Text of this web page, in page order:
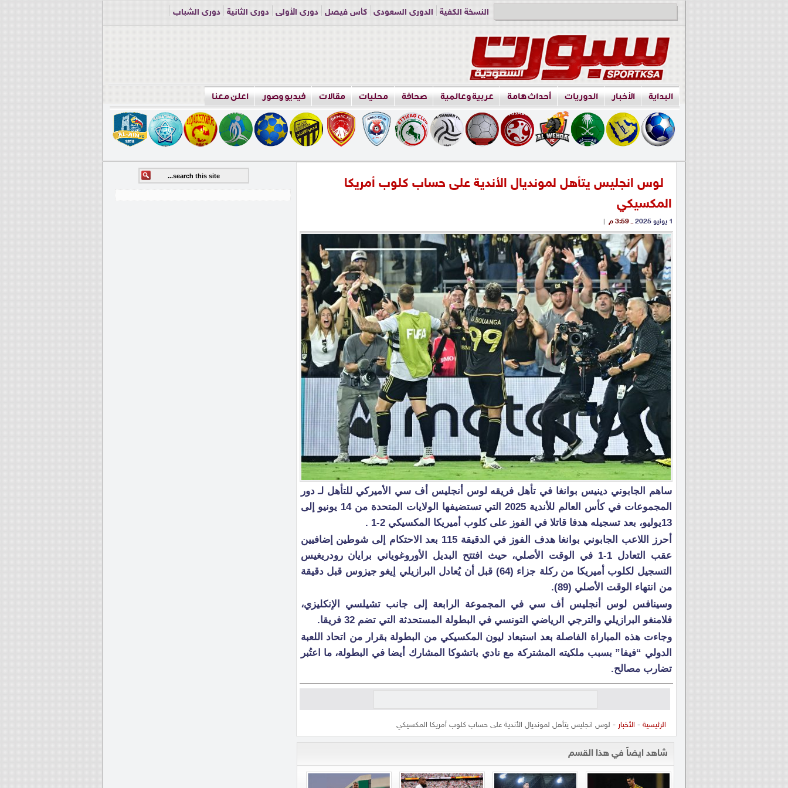
النسخة الكفية الدوري السعودي كأس فيصل دوري الأولى دوري الثانية
دوري الشباب
البداية الأخبار الدوريات أحداث هامة عربية وعالمية صحافة محليات مقالات فيديو وصور اعلن معنا
لوس انجليس يتأهل لمونديال الأندية على حساب كلوب أمريكا
المكسيكي
1 يونيو 2025 ــ 3:59 م |
ساهم الجابوني دينيس بوانغا في تأهل فريقه لوس أنجليس أف سي الأميركي للتأهل لـ دور
المجموعات في كأس العالم للأندية 2025 التي تستضيفها الولايات المتحدة من 14 يونيو إلى
13يوليو، بعد تسجيله هدفا قاتلا في الفوز على كلوب أميريكا المكسيكي 2-1 .
أحرز اللاعب الجابوني بوانغا هدف الفوز في الدقيقة 115 بعد الاحتكام إلى شوطين إضافيين
عقب التعادل 1-1 في الوقت الأصلي، حيث افتتح البديل الأوروغوياني برايان رودريغيس
التسجيل لكلوب أميريكا من ركلة جزاء (64) قبل أن يُعادل البرازيلي إيغو جيزوس قبل دقيقة
من انتهاء الوقت الأصلي (89).
وسينافس لوس أنجليس أف سي في المجموعة الرابعة إلى جانب تشيلسي الإنكليزي،
فلامنغو البرازيلي والترجي الرياضي التونسي في البطولة المستحدثة التي تضم 32 فريقا.
وجاءت هذه المباراة الفاصلة بعد استبعاد ليون المكسيكي من البطولة بقرار من اتحاد اللعبة
الدولي “فيفا” بسبب ملكيته المشتركة مع نادي باتشوكا المشارك أيضا في البطولة، ما اعتُبر
تضارب مصالح.
الرئيسية - الأخبار - لوس انجليس يتأهل لمونديال الأندية على حساب كلوب أمريكا المكسيكي
شاهد ايضاً في هذا القسم